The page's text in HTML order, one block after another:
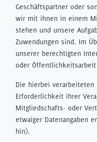
Geschäftspartner oder
wir mit ihnen in einem
stehen und unsere
Zuwendungen sind. Im
unserer berechtigten
oder
Die hierbei verarbeiteten
Erforderlichkeit ihrer
Mitgliedschafts- oder
etwaiger Datenangaben
hin).